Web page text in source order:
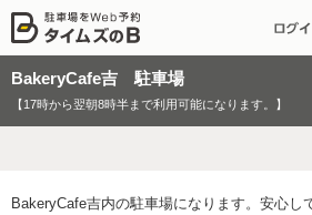
BakeryCafe吉 駐車場
【17時から翌朝8時半まで利用可能になります。】
BakeryCafe吉内の駐車場になります。安心し